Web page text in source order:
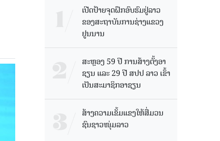
ເປີດປ້າຍຈຸດຝຶກອົບຮົມຢູ່ລາວ
ຂອງສະຖາບັນການຊ່າງແຂວງ
ຢູນນານ
ສະຫຼອງ 59 ປີ ການສ້າງຕັ້ງອາ
ຊຽນ ແລະ 29 ປີ ສປປ ລາວ ເຂົ້າ
ເປັນສະມາຊິກອາຊຽນ
ສ້າງຄວາມເຂັ້ມແຂງໃຫ້ສື່ມວນ
ຊົນຊາວໜຸ່ມລາວ